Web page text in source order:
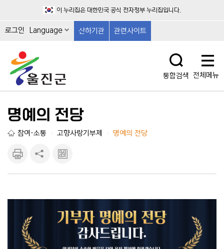
이 누리집은 대한민국 공식 전자정부 누리집입니다.
로그인 Language 산하기관 관련사이트
통합검색 전체메뉴
명예의 전당
참여·소통 고향사랑기부제 명예의 전당
기
기
크 보